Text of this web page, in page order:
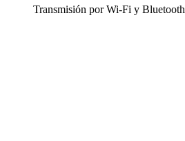
Transmisión por Wi-Fi y Bluetooth